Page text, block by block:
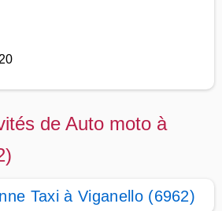
de Auto moto à
Taxi à Viganello (6962)